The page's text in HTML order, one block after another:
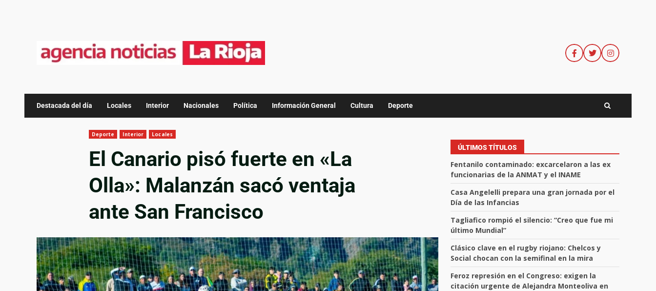
Destacada del día Locales Interior Nacionales Política Información General Cultura Deporte
Deporte Interior Locales
El Canario pisó fuerte en «La
Olla»: Malanzán sacó ventaja
ante San Francisco
ÚLTIMOS TÍTULOS
Fentanilo contaminado: excarcelaron a las ex
funcionarias de la ANMAT y el INAME
Casa Angelelli prepara una gran jornada por el
Día de las Infancias
Tagliafico rompió el silencio: “Creo que fue mi
último Mundial”
Clásico clave en el rugby riojano: Chelcos y
Social chocan con la semifinal en la mira
Feroz represión en el Congreso: exigen la
citación urgente de Alejandra Monteoliva en